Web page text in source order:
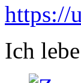
https://
Ich